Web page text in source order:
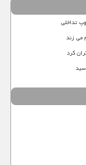
تداخلی
می زند
کرد